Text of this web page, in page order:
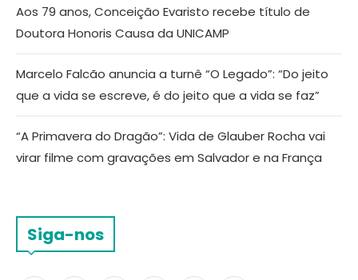
Aos 79 anos, Conceição Evaristo recebe título de
Doutora Honoris Causa da UNICAMP
Marcelo Falcão anuncia a turnê “O Legado”: “Do jeito
que a vida se escreve, é do jeito que a vida se faz”
“A Primavera do Dragão”: Vida de Glauber Rocha vai
virar filme com gravações em Salvador e na França
Siga-nos